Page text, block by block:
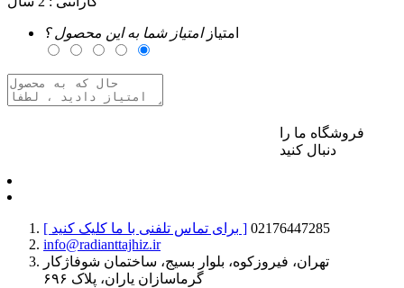
امتیازامتیاز شما به این محصول ؟
فروشگاه ما را
دنبال کنید
[ برای تماس تلفنی با ما کلیک کنید ] 02176447285
info@radianttajhiz.ir
تهران، فیروزکوه، بلوار بسیج، ساختمان شوفاژکار
گرماسازان یاران، پلاک ۶۹۶